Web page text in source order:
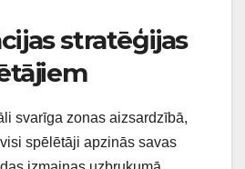
stratēģijas
svarīga zonas aizsardzībā,
spēlētāji apzinās savas